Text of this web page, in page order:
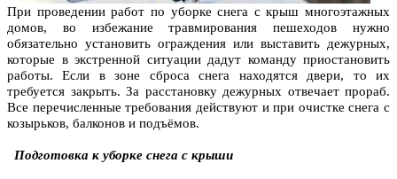
При проведении работ по уборке снега с крыш многоэтажных
домов, во избежание травмирования пешеходов нужно
обязательно установить ограждения или выставить дежурных,
которые в экстренной ситуации дадут команду приостановить
работы. Если в зоне сброса снега находятся двери, то их
требуется закрыть. За расстановку дежурных отвечает прораб.
Все перечисленные требования действуют и при очистке снега с
козырьков, балконов и подъёмов.
Подготовка к уборке снега с крыши